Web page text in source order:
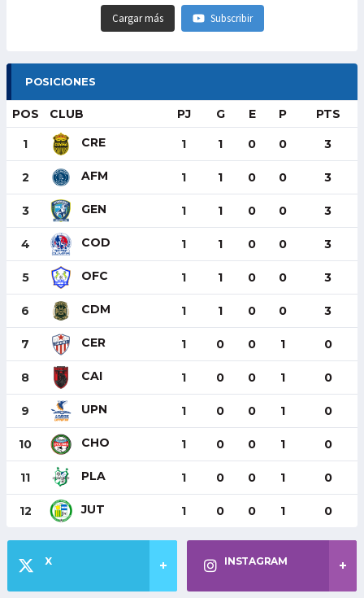
Cargar más Subscribir
POSICIONES
POS CLUB PJ G E P PTS
1 CRE 1 1 0 0 3
2 AFM 1 1 0 0 3
3 GEN 1 1 0 0 3
4 COD 1 1 0 0 3
5 OFC 1 1 0 0 3
6 CDM 1 1 0 0 3
7 CER 1 0 0 1 0
8 CAI 1 0 0 1 0
9 UPN 1 0 0 1 0
10 CHO 1 0 0 1 0
11 PLA 1 0 0 1 0
12 JUT 1 0 0 1 0
X INSTAGRAM